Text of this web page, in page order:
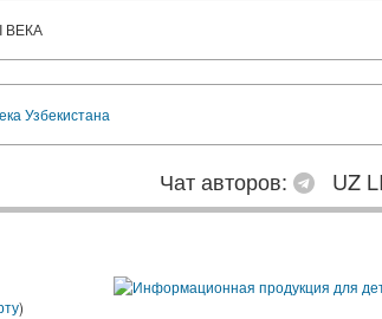
ВЕКА
Узбекистана
Чат авторов: UZ
)